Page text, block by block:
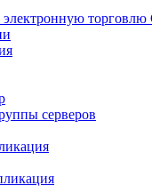
торговлю
серверов